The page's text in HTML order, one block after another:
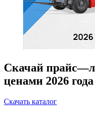
Скачай
ценами 2026 года
Скачать каталог